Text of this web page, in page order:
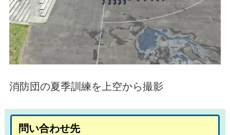
消防団の夏季訓練を上空から撮影
問い合わせ先